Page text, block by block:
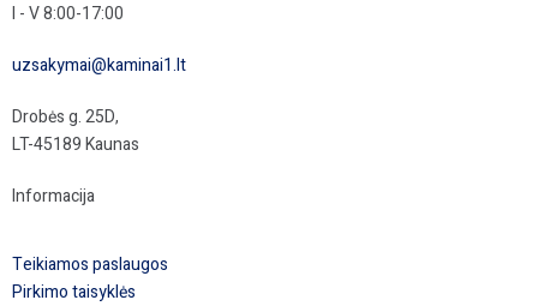
I - V 8:00-17:00
uzsakymai@kaminai1.lt
Drobės g. 25D,
LT-45189 Kaunas
Informacija
Teikiamos paslaugos
Pirkimo taisyklės